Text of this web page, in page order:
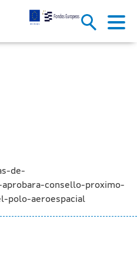
en el
de-
consello-proximo-
polo-aeroespacial